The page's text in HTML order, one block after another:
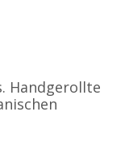
Handgerollte